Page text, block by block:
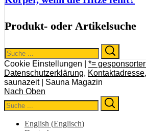
Produkt- oder Artikelsuche
Search
for:
Cookie Einstellungen | *=
Datenschutzerklärung, Kontaktadresse,
saunazeit | Sauna Magazin
Nach Oben
Search
for:
English (Englisch)